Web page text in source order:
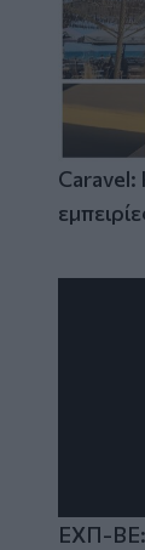
Caravel:
ΕΧΠ-ΒΕ: